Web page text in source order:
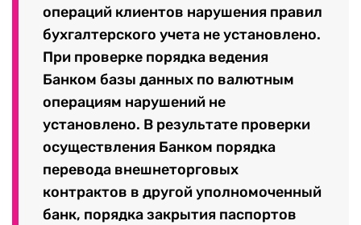
операций клиентов нарушения правил
бухгалтерского учета не установлено.
При проверке порядка ведения
Банком базы данных по валютным
операциям нарушений не
установлено. В результате проверки
осуществления Банком порядка
перевода внешнеторговых
контрактов в другой уполномоченный
банк, порядка закрытия паспортов